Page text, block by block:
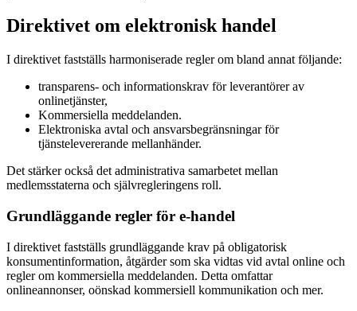
Direktivet om elektronisk handel
I direktivet fastställs harmoniserade regler om bland annat följande:
transparens- och informationskrav för leverantörer av
onlinetjänster,
Kommersiella meddelanden.
Elektroniska avtal och ansvarsbegränsningar för
tjänstelevererande mellanhänder.
Det stärker också det administrativa samarbetet mellan
medlemsstaterna och självregleringens roll.
Grundläggande regler för e-handel
I direktivet fastställs grundläggande krav på obligatorisk
konsumentinformation, åtgärder som ska vidtas vid avtal online och
regler om kommersiella meddelanden. Detta omfattar
onlineannonser, oönskad kommersiell kommunikation och mer.